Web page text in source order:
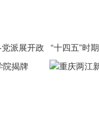
派展开政
“十四五”时